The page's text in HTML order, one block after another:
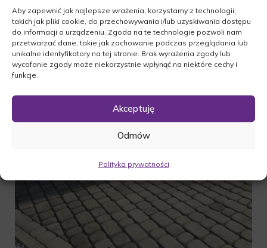
Aby zapewnić jak najlepsze wrażenia, korzystamy z technologii,
takich jak pliki cookie, do przechowywania i/lub uzyskiwania dostępu
do informacji o urządzeniu. Zgoda na te technologie pozwoli nam
przetwarzać dane, takie jak zachowanie podczas przeglądania lub
unikalne identyfikatory na tej stronie. Brak wyrażenia zgody lub
wycofanie zgody może niekorzystnie wpłynąć na niektóre cechy i
funkcje.
Akceptuję
Odmów
Polityka prywatności